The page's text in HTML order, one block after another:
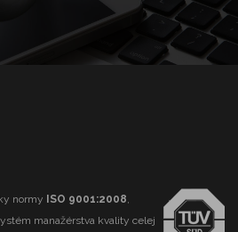
normy ISO 9001:2008,
manažérstva kvality celej